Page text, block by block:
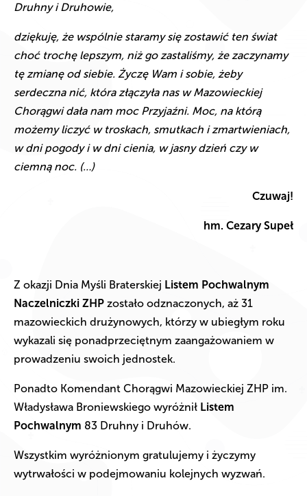
Druhny i Druhowie,
dziękuję, że wspólnie staramy się zostawić ten świat
choć trochę lepszym, niż go zastaliśmy, że zaczynamy
tę zmianę od siebie. Życzę Wam i sobie, żeby
serdeczna nić, która złączyła nas w Mazowieckiej
Chorągwi dała nam moc Przyjaźni. Moc, na którą
możemy liczyć w troskach, smutkach i zmartwieniach,
w dni pogody i w dni cienia, w jasny dzień czy w
ciemną noc. (…)
Czuwaj!
hm. Cezary Supeł
Z okazji Dnia Myśli Braterskiej Listem Pochwalnym
Naczelniczki ZHP zostało odznaczonych, aż 31
mazowieckich drużynowych, którzy w ubiegłym roku
wykazali się ponadprzeciętnym zaangażowaniem w
prowadzeniu swoich jednostek.
Ponadto Komendant Chorągwi Mazowieckiej ZHP im.
Władysława Broniewskiego wyróżnił Listem
Pochwalnym 83 Druhny i Druhów.
Wszystkim wyróżnionym gratulujemy i życzymy
wytrwałości w podejmowaniu kolejnych wyzwań.